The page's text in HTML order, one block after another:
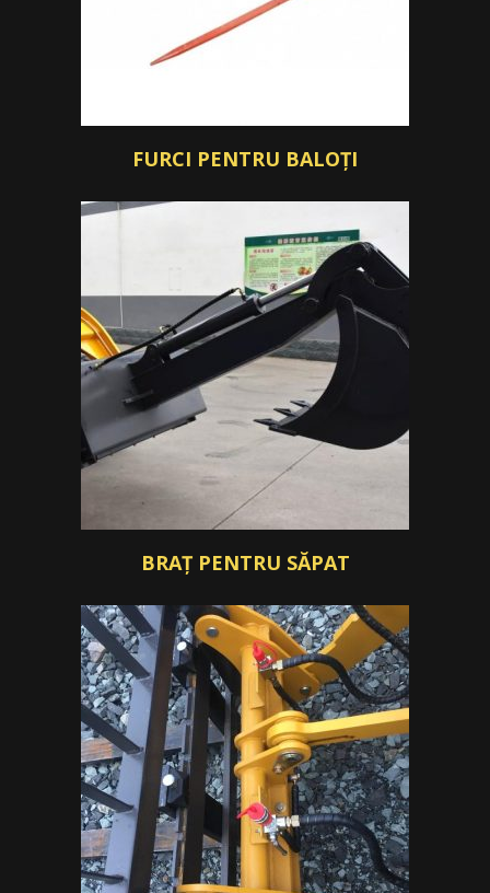
FURCI PENTRU BALOȚI
BRAȚ PENTRU SĂPAT